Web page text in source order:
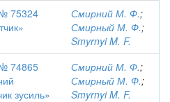
75324
Смирний М. Ф.;
Смирный М. Ф.;
Smyrnyi M. F.
74865
зусиль»
Смирний М. Ф.;
Смирный М. Ф.;
Smyrnyi M. F.